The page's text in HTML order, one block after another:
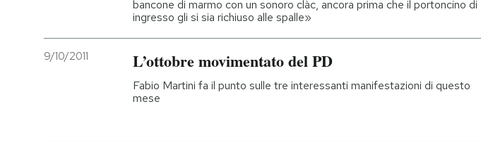
bancone di marmo con un sonoro clàc, ancora prima che il portoncino di
ingresso gli si sia richiuso alle spalle»
9/10/2011 L’ottobre movimentato del PD
Fabio Martini fa il punto sulle tre interessanti manifestazioni di questo
mese